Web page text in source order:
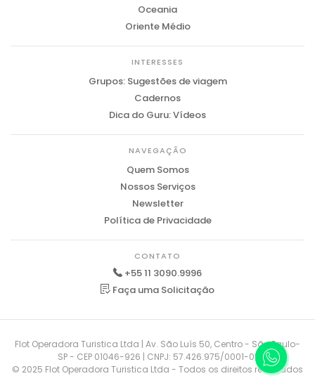
Oceania
Oriente Médio
INTERESSES
Grupos: Sugestões de viagem
Cadernos
Dica do Guru: Vídeos
NAVEGAÇÃO
Quem Somos
Nossos Serviços
Newsletter
Política de Privacidade
CONTATO
+55 11 3090.9996
Faça uma Solicitação
Flot Operadora Turistica Ltda | Av. São Luís 50, Centro - São Paulo-
SP - CEP 01046-926 | CNPJ: 57.426.975/0001-01
© 2025 Flot Operadora Turistica Ltda - Todos os direitos reservados